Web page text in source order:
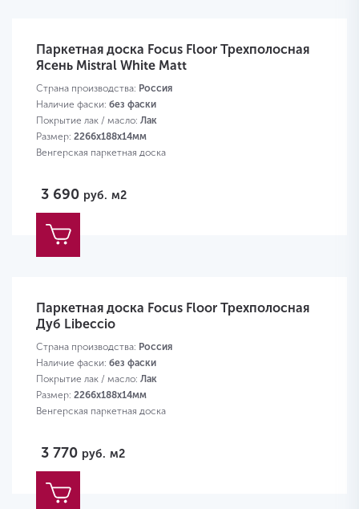
Паркетная доска Focus Floor Трехполосная
Ясень Mistral White Matt
Страна производства: Россия
Наличие фаски: без фаски
Покрытие лак / масло: Лак
Размер: 2266х188х14мм
Венгерская паркетная доска
3 690 руб. м2
Паркетная доска Focus Floor Трехполосная
Дуб Libeccio
Страна производства: Россия
Наличие фаски: без фаски
Покрытие лак / масло: Лак
Размер: 2266х188х14мм
Венгерская паркетная доска
3 770 руб. м2